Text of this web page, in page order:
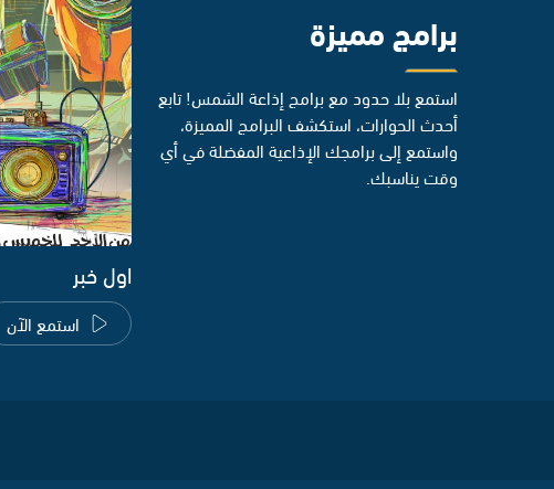
برامج مميزة
استمع بلا حدود مع برامج إذاعة الشمس! تابع
أحدث الحوارات، استكشف البرامج المميزة،
واستمع إلى برامجك الإذاعية المفضلة في أي
وقت يناسبك.
اول خبر
استمع الآن